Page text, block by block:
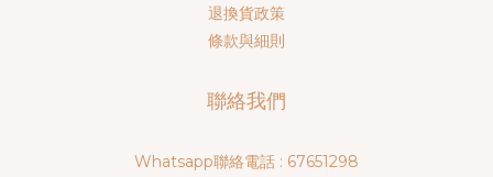
退換貨政策
條款與細則
聯絡我們
Whatsapp聯絡電話 : 67651298